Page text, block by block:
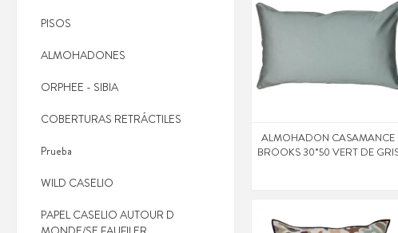
ALMOHADON CASAMANCE
BROOKS 30*50 VERT DE
PISOS
ALMOHADONES
ORPHEE - SIBIA
COBERTURAS RETRÁCTILES
Prueba
WILD CASELIO
PAPEL CASELIO AUTOUR D